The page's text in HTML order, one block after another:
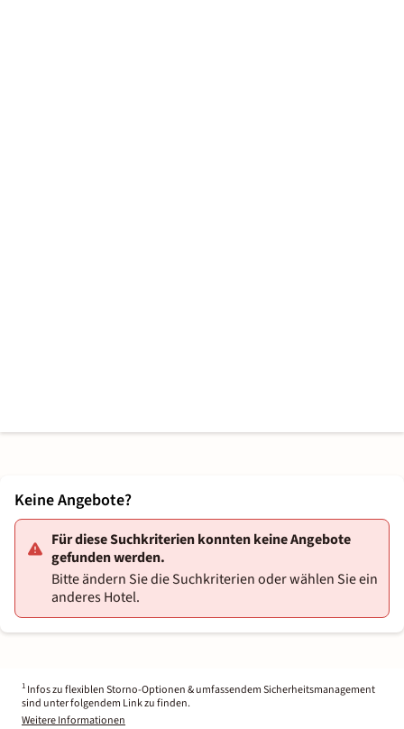
Keine Angebote?
Für diese Suchkriterien konnten keine Angebote
gefunden werden.
Bitte ändern Sie die Suchkriterien oder wählen Sie ein
anderes Hotel.
1 Infos zu flexiblen Storno-Optionen & umfassendem Sicherheitsmanagement
sind unter folgendem Link zu finden.
Weitere Informationen